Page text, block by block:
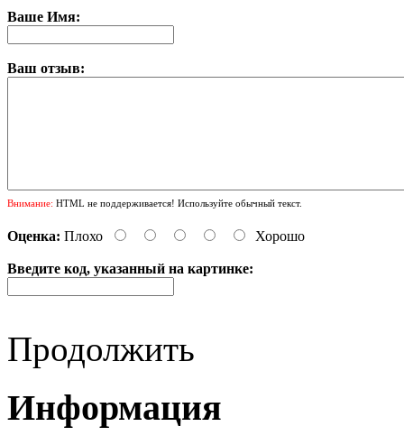
Ваше Имя:
Ваш отзыв:
Внимание: HTML не поддерживается! Используйте обычный текст.
Оценка: Плохо Хорошо
Введите код, указанный на картинке:
Продолжить
Информация